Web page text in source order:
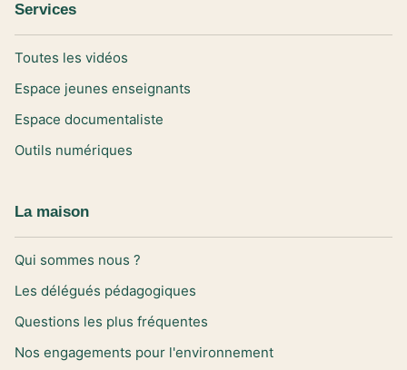
Services
Toutes les vidéos
Espace jeunes enseignants
Espace documentaliste
Outils numériques
La maison
Qui sommes nous ?
Les délégués pédagogiques
Questions les plus fréquentes
Nos engagements pour l'environnement